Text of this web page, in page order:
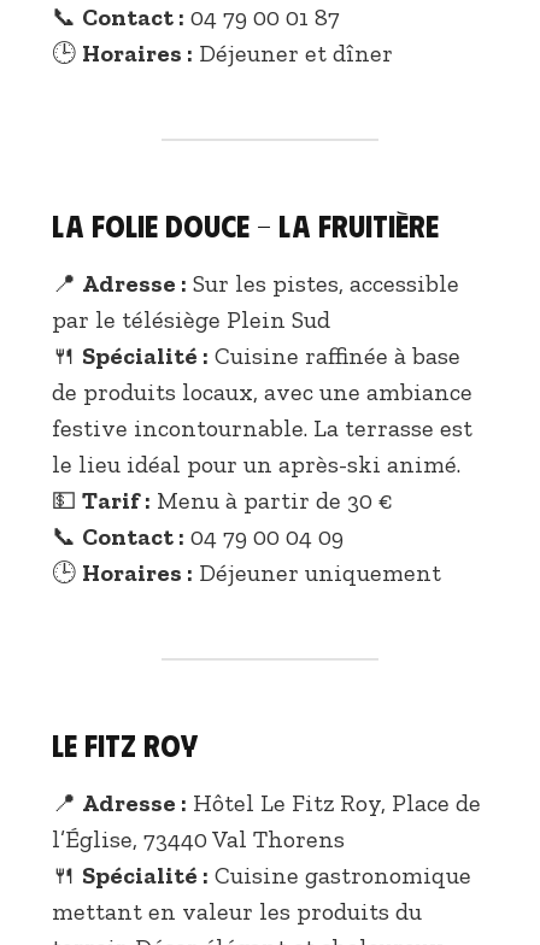
📞 Contact : 04 79 00 01 87
🕒 Horaires : Déjeuner et dîner
La Folie Douce – La Fruitière
📍 Adresse : Sur les pistes, accessible
par le télésiège Plein Sud
🍴 Spécialité : Cuisine raffinée à base
de produits locaux, avec une ambiance
festive incontournable. La terrasse est
le lieu idéal pour un après-ski animé.
💵 Tarif : Menu à partir de 30 €
📞 Contact : 04 79 00 04 09
🕒 Horaires : Déjeuner uniquement
Le Fitz Roy
📍 Adresse : Hôtel Le Fitz Roy, Place de
l’Église, 73440 Val Thorens
🍴 Spécialité : Cuisine gastronomique
mettant en valeur les produits du